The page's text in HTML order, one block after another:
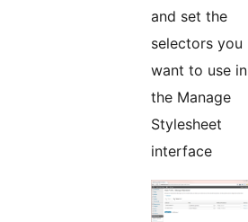
and set the
selectors you
want to use in
the Manage
Stylesheet
interface